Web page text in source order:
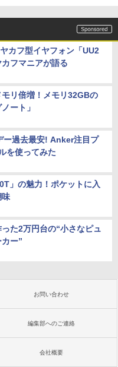
カフ型イヤフォン「UU2
フマニアが語る
リ倍増！メモリ32GBの
ート」
ー過去最安! Anker注目プ
を使ってみた
」の魅力！ポケットに入
味
た2万円台の“小さなピュ
ー”
お問い合わせ
編集部へのご連絡
会社概要